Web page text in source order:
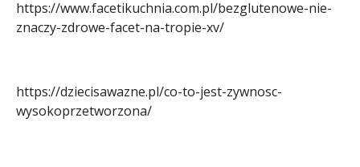
https://www.facetikuchnia.com.pl/bezglutenowe-nie-
znaczy-zdrowe-facet-na-tropie-xv/
https://dziecisawazne.pl/co-to-jest-zywnosc-
wysokoprzetworzona/